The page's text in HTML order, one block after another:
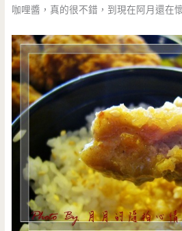
咖哩醬，真的很不錯，到現在阿月還在